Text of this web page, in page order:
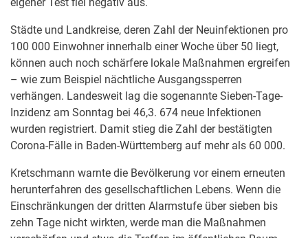
Städte und Landkreise, deren Zahl der Neuinfektionen pro
100 000 Einwohner innerhalb einer Woche über 50 liegt,
können auch noch schärfere lokale Maßnahmen ergreifen
– wie zum Beispiel nächtliche Ausgangssperren
verhängen. Landesweit lag die sogenannte Sieben-Tage-
Inzidenz am Sonntag bei 46,3. 674 neue Infektionen
wurden registriert. Damit stieg die Zahl der bestätigten
Corona-Fälle in Baden-Württemberg auf mehr als 60 000.
Kretschmann warnte die Bevölkerung vor einem erneuten
herunterfahren des gesellschaftlichen Lebens. Wenn die
Einschränkungen der dritten Alarmstufe über sieben bis
zehn Tage nicht wirkten, werde man die Maßnahmen